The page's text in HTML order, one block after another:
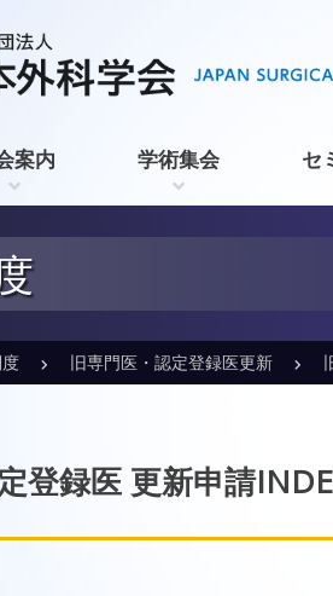
案内 学術集会 セ
旧専門医・認定登録医更新
登録医 更新申請